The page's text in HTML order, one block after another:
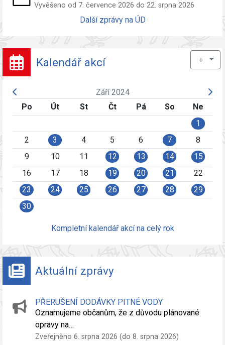
Vyvěšeno od 7. července 2026 do 22. srpna 2026
Další zprávy na ÚD
Kalendář akcí ＋
Září 2024
Po
Út St Čt Pá So
Ne
1
2
3 4 5 6 7
8
9
10 11 12 13 14
15
16
17 18 19 20 21
22
23
24 25 26 27 28
29
30
Kompletní kalendář akcí na celý rok
Aktuální zprávy
PŘERUŠENÍ DODÁVKY PITNÉ VODY
Oznamujeme občanům, že z důvodu plánované
opravy na…
Zveřejněno 6. srpna 2026 (do 8. srpna 2026)